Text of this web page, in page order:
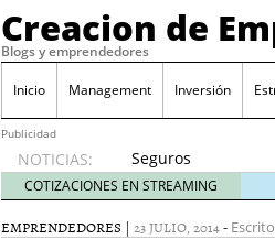
Creacion de
Blogs y emprendedores
Inicio Management Inversión
Publicidad
NOTICIAS:
Seguros
de
convenio
en
COTIZACIONES EN STREAMING
EMPRENDEDORES | 23 JULIO, 2014-